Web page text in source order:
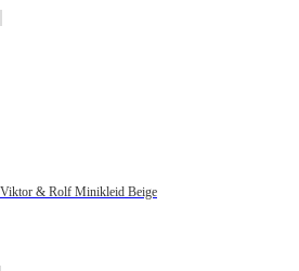
Viktor & Rolf Minikleid Beige